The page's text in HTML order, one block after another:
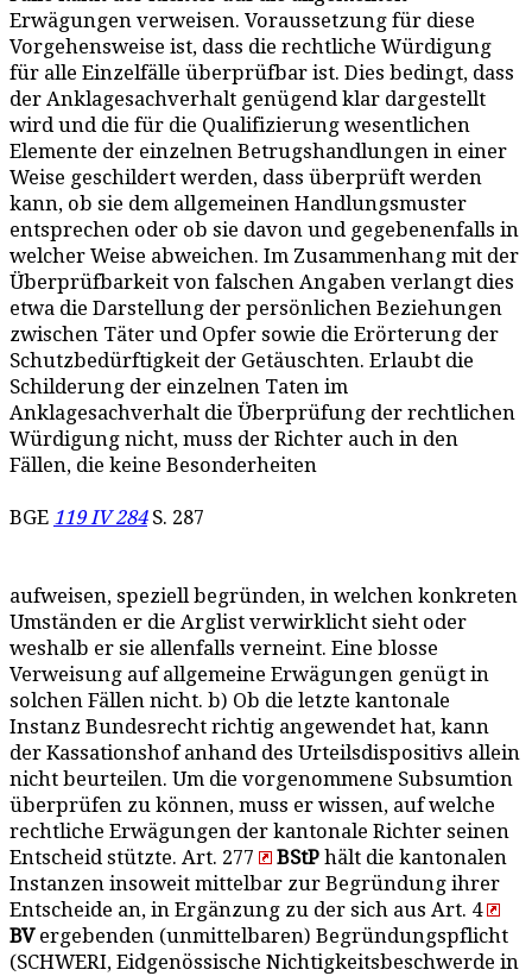
Erwägungen verweisen. Voraussetzung für diese
Vorgehensweise ist, dass die rechtliche Würdigung
für alle Einzelfälle überprüfbar ist. Dies bedingt, dass
der Anklagesachverhalt genügend klar dargestellt
wird und die für die Qualifizierung wesentlichen
Elemente der einzelnen Betrugshandlungen in einer
Weise geschildert werden, dass überprüft werden
kann, ob sie dem allgemeinen Handlungsmuster
entsprechen oder ob sie davon und gegebenenfalls in
welcher Weise abweichen. Im Zusammenhang mit der
Überprüfbarkeit von falschen Angaben verlangt dies
etwa die Darstellung der persönlichen Beziehungen
zwischen Täter und Opfer sowie die Erörterung der
Schutzbedürftigkeit der Getäuschten. Erlaubt die
Schilderung der einzelnen Taten im
Anklagesachverhalt die Überprüfung der rechtlichen
Würdigung nicht, muss der Richter auch in den
Fällen, die keine Besonderheiten
BGE 119 IV 284S. 287
aufweisen, speziell begründen, in welchen konkreten
Umständen er die Arglist verwirklicht sieht oder
weshalb er sie allenfalls verneint. Eine blosse
Verweisung auf allgemeine Erwägungen genügt in
solchen Fällen nicht. b) Ob die letzte kantonale
Instanz Bundesrecht richtig angewendet hat, kann
der Kassationshof anhand des Urteilsdispositivs allein
nicht beurteilen. Um die vorgenommene Subsumtion
überprüfen zu können, muss er wissen, auf welche
rechtliche Erwägungen der kantonale Richter seinen
Entscheid stützte. Art. 277
BStP hält die kantonalen
Instanzen insoweit mittelbar zur Begründung ihrer
Entscheide an, in Ergänzung zu der sich aus Art. 4
BVergebenden (unmittelbaren) Begründungspflicht
(SCHWERI, Eidgenössische Nichtigkeitsbeschwerde in